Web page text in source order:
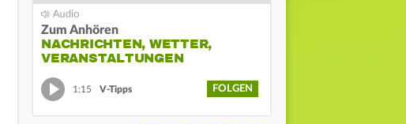
Zum Anhören
NACHRICHTEN, WETTER,
VERANSTALTUNGEN
1:15 V-Tipps FOLGEN